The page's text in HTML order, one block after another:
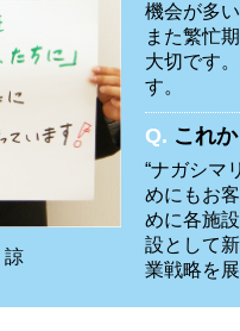
機会が多
また繁忙
大切です
す。
Q. これ
“ナガシマ
めにもお
めに各施
設として
業戦略を